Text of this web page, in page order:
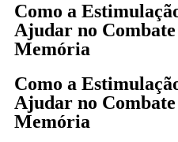
Como a
Ajudar no Combate
Memória
Como a
Ajudar no Combate
Memória